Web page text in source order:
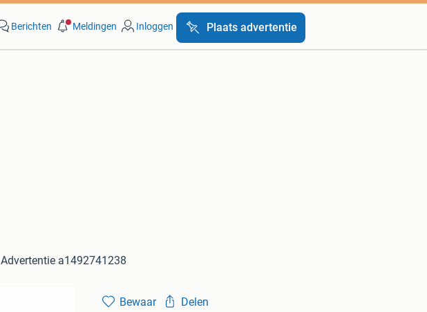
Berichten Meldingen Inloggen Plaats advertentie
Advertentie a1492741238
Bewaar Delen